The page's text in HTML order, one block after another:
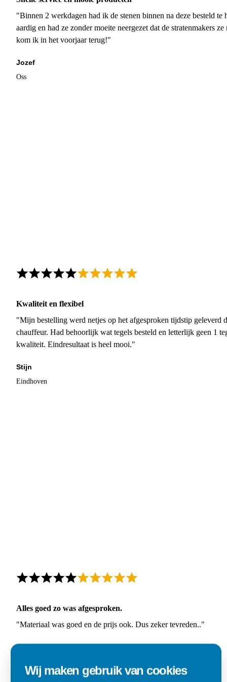
"Binnen 2 werkdagen had ik de stenen binnen na deze besteld
aardig en had ze zonder moeite neergezet dat de stratenmakers
kom ik in het voorjaar terug!"
Jozef
Oss
Kwaliteit en flexibel
"Mijn bestelling werd netjes op het afgesproken tijdstip geleverd
chauffeur. Had behoorlijk wat tegels besteld en letterlijk geen 1
kwaliteit. Eindresultaat is heel mooi."
Stijn
Eindhoven
Alles goed zo was afgesproken.
"Materiaal was goed en de prijs ook. Dus zeker tevreden.."
Ad
Wij maken gebruik van cookies